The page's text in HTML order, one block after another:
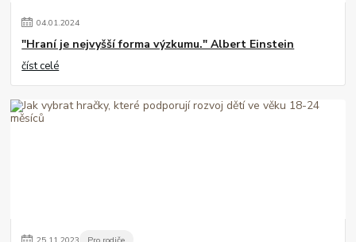
04.01.2024
"Hraní je nejvyšší forma výzkumu." Albert Einstein
číst celé
25.11.2023 Pro rodiče